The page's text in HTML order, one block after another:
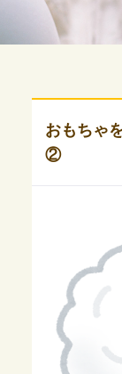
おもちゃ
②